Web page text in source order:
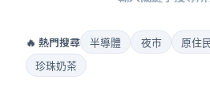
🔥 熱門搜尋 半導體 夜市 原住
珍珠奶茶